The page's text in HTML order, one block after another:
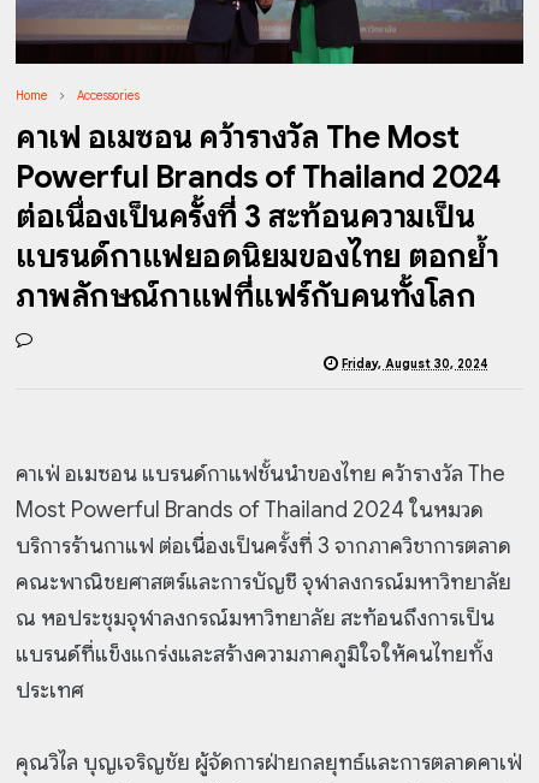
Home Accessories
คาเฟ่ อเมซอน คว้ารางวัล The Most
Powerful Brands of Thailand 2024
ต่อเนื่องเป็นครั้งที่ 3 สะท้อนความเป็น
แบรนด์กาแฟยอดนิยมของไทย ตอกย้ำ
ภาพลักษณ์กาแฟที่แฟร์กับคนทั้งโลก
Friday, August 30, 2024
คาเฟ่ อเมซอน แบรนด์กาแฟชั้นนำของไทย คว้ารางวัล The
Most Powerful Brands of Thailand 2024 ในหมวด
บริการร้านกาแฟ ต่อเนื่องเป็นครั้งที่ 3 จากภาควิชาการตลาด
คณะพาณิชยศาสตร์และการบัญชี จุฬาลงกรณ์มหาวิทยาลัย
ณ หอประชุมจุฬาลงกรณ์มหาวิทยาลัย สะท้อนถึงการเป็น
แบรนด์ที่แข็งแกร่งและสร้างความภาคภูมิใจให้คนไทยทั้ง
ประเทศ
คุณวิไล บุญเจริญชัย ผู้จัดการฝ่ายกลยุทธ์และการตลาดคาเฟ่